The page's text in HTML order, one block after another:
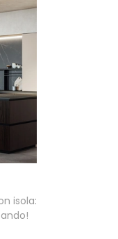
isola: